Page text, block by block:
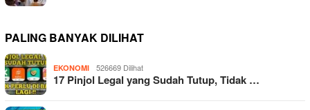
PALING BANYAK DILIHAT
EKONOMI 526669 Dilihat
17 Pinjol Legal yang Sudah Tutup, Tidak …